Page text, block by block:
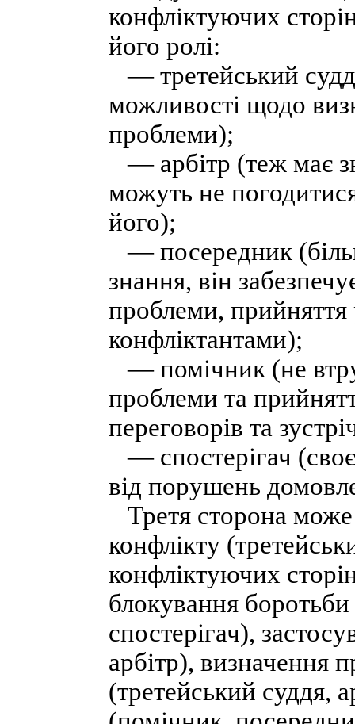
конфліктуючих
його ролі:
— третейський
можливості щодо
проблеми);
— арбітр (теж має
можуть не
його);
— посередник
знання, він
проблеми, прийняття
конфліктантами);
— помічник (не
проблеми та
переговорів та
— спостерігач
від порушень
Третя сторона
конфлікту
конфліктуючих
блокування боротьби
спостерігач),
арбітр), визначення
(третейський суддя,